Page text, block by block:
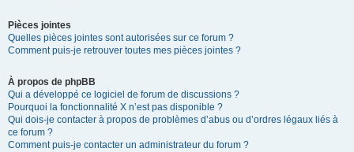
Pièces jointes
Quelles pièces jointes sont autorisées sur ce forum ?
Comment puis-je retrouver toutes mes pièces jointes ?
À propos de phpBB
Qui a développé ce logiciel de forum de discussions ?
Pourquoi la fonctionnalité X n’est pas disponible ?
Qui dois-je contacter à propos de problèmes d’abus ou d’ordres légaux liés à
ce forum ?
Comment puis-je contacter un administrateur du forum ?